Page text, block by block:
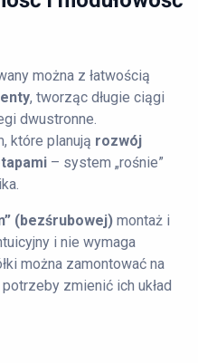
można z łatwością
, tworząc długie ciągi
dwustronne.
które planują rozwój
– system „rośnie”
(bezśrubowej) montaż i
i nie wymaga
można zamontować na
zmienić ich układ